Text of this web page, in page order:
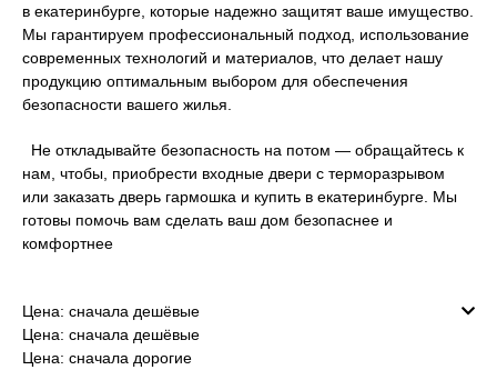
в екатеринбурге, которые надежно защитят ваше имущество.
Мы гарантируем профессиональный подход, использование
современных технологий и материалов, что делает нашу
продукцию оптимальным выбором для обеспечения
безопасности вашего жилья.
Не откладывайте безопасность на потом — обращайтесь к
нам, чтобы, приобрести входные двери с терморазрывом
или заказать дверь гармошка и купить в екатеринбурге. Мы
готовы помочь вам сделать ваш дом безопаснее и
комфортнее
Цена: сначала дешёвые
Цена: сначала дешёвые
Цена: сначала дорогие